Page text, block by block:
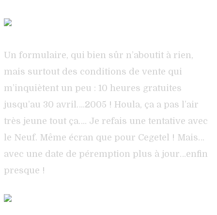
Un formulaire, qui bien sûr n’aboutit à rien,
mais surtout des conditions de vente qui
m’inquiètent un peu : 10 heures gratuites
jusqu’au 30 avril….2005 ! Houla, ça a pas l’air
très jeune tout ça…. Je refais une tentative avec
le Neuf. Même écran que pour Cegetel ! Mais…
avec une date de péremption plus à jour…enfin
presque !